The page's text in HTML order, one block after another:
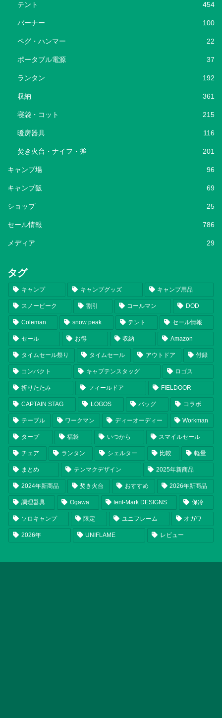
テント 454
バーナー 100
ペグ・ハンマー 22
ポータブル電源 37
ランタン 192
収納 361
寝袋・コット 215
暖房器具 116
焚き火台・ナイフ・斧 201
キャンプ場 96
キャンプ飯 69
ショップ 25
セール情報 786
メディア 29
タグ
キャンプ キャンプグッズ キャンプ用品
スノーピーク 割引 コールマン DOD
Coleman snow peak テント セール情報
セール お得 収納 Amazon
タイムセール祭り タイムセール アウトドア 付録
コンパクト キャプテンスタッグ ロゴス
折りたたみ フィールドア FIELDOOR
CAPTAIN STAG LOGOS バッグ コラボ
テーブル ワークマン ディーオーディー Workman
タープ 福袋 いつから スマイルセール
チェア ランタン シェルター 比較 軽量
まとめ テンマクデザイン 2025年新商品
2024年新商品 焚き火台 おすすめ 2026年新商品
調理器具 Ogawa tent-Mark DESIGNS 保冷
ソロキャンプ 限定 ユニフレーム オガワ
2026年 UNIFLAME レビュー